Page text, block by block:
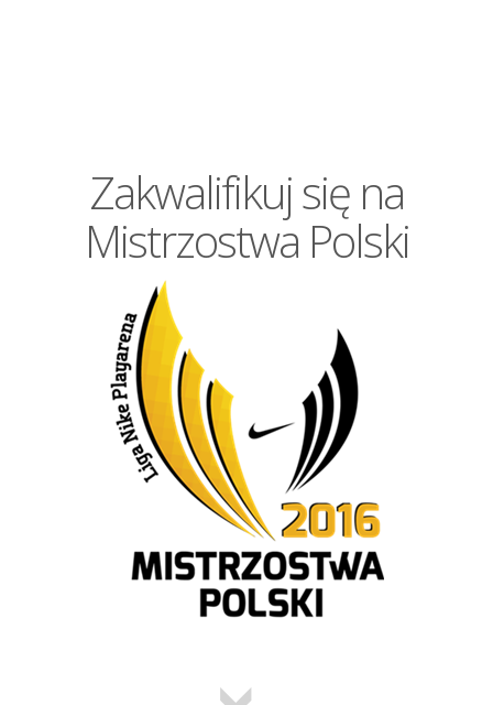
Zakwalifikuj się na
Mistrzostwa Polski